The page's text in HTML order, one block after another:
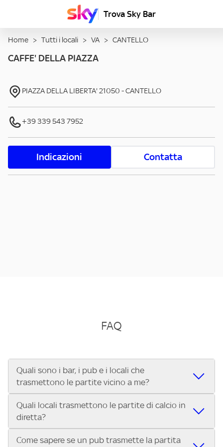
Trova Sky Bar
Home > Tutti i locali > VA > CANTELLO
CAFFE' DELLA PIAZZA
PIAZZA DELLA LIBERTA' 21050 -CANTELLO
+39 339 543 7952
Indicazioni Contatta
FAQ
Quali sono i bar, i pub e i locali che
trasmettono le partite vicino a me?
Se cerchi un bar, pub, ristorante o locale vicino a te per
vedere le partite di Serie A ENILIVE, la Serie C Sky Wifi, la
UEFA Champions League, la UEFA Europa League, la UEFA
Conference League, il Tennis, la Formula 1®, la MotoGP™ e
Quali locali trasmettono le partite di calcio in
diretta?
Vuoi sapere quali bar, pub o ristoranti mostrano le partite
Come sapere se un pub trasmette la partita